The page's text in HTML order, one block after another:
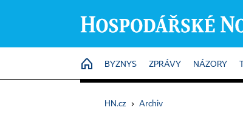
HOME
BYZNYS ZPRÁVY NÁZORY
HN.cz › Archiv